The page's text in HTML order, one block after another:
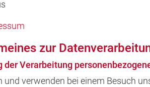
zur
der Verarbeitung
und verwenden bei einem Besuch